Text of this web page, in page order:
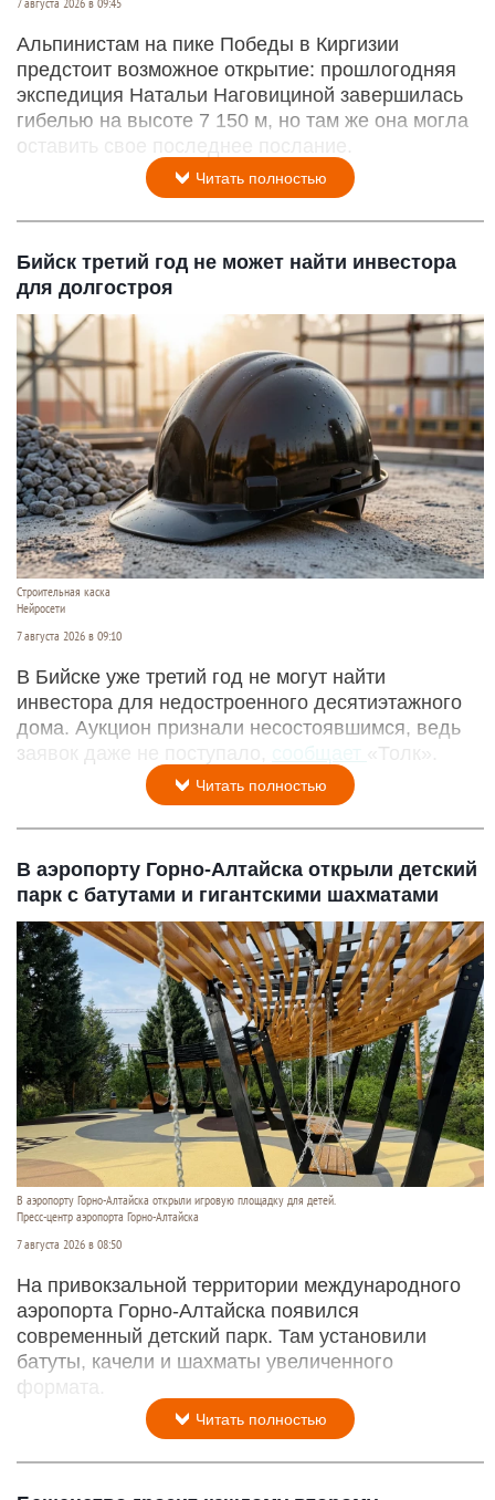
Альпинистам на пике Победы в Киргизии
предстоит возможное открытие: прошлогодняя
экспедиция Натальи Наговициной завершилась
гибелью на высоте 7 150 м, но там же она могла
оставить свое последнее послание.
Читать полностью
Бийск третий год не может найти инвестора
для долгостроя
Строительная каска
Нейросети
7 августа 2026 в 09:10
В Бийске уже третий год не могут найти
инвестора для недостроенного десятиэтажного
дома. Аукцион признали несостоявшимся, ведь
заявок даже не поступало,
сообщает «Толк».
Читать полностью
В аэропорту Горно-Алтайска открыли детский
парк с батутами и гигантскими шахматами
В аэропорту Горно-Алтайска открыли игровую площадку для детей.
Пресс-центр аэропорта Горно-Алтайска
7 августа 2026 в 08:50
На привокзальной территории международного
аэропорта Горно-Алтайска появился
современный детский парк. Там установили
батуты, качели и шахматы увеличенного
формата.
Читать полностью